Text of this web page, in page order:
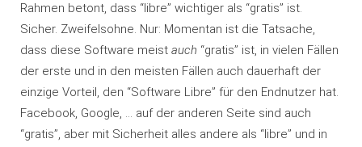
Rahmen betont, dass “libre” wichtiger als “gratis” ist.
Sicher. Zweifelsohne. Nur: Momentan ist die Tatsache,
dass diese Software meist auch “gratis” ist, in vielen Fällen
der erste und in den meisten Fällen auch dauerhaft der
einzige Vorteil, den “Software Libre” für den Endnutzer hat.
Facebook, Google, … auf der anderen Seite sind auch
“gratis”, aber mit Sicherheit alles andere als “libre” und in